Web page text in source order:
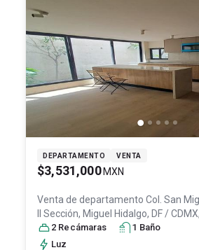
DEPARTAMENTO VENTA
$3,531,000 MXN
Venta de departamento Col. San
II Sección, Miguel Hidalgo, DF / CDMX
11850, ID:31442262
2 Recámaras 1 Baño
Luz